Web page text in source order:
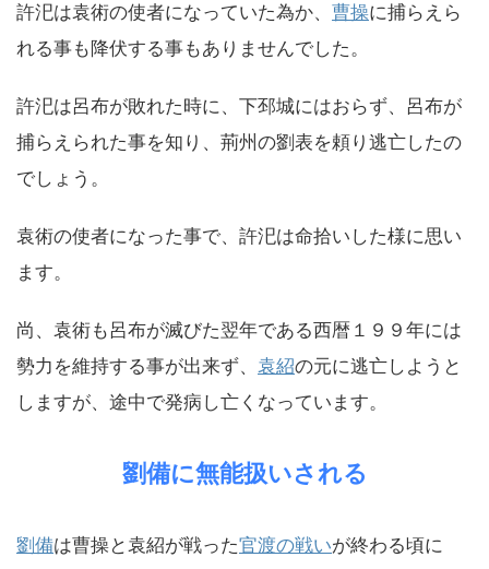
許汜は袁術の使者になっていた為か、 曹操に捕らえら
れる事も降伏する事もありませんでした。
許汜は呂布が敗れた時に、下邳城にはおらず、呂布が
捕らえられた事を知り、荊州の劉表を頼り逃亡したの
でしょう。
袁術の使者になった事で、許汜は命拾いした様に思い
ます。
尚、袁術も呂布が滅びた翌年である西暦１９９年には
勢力を維持する事が出来ず、 袁紹の元に逃亡しようと
しますが、途中で発病し亡くなっています。
劉備に無能扱いされる
劉備は曹操と袁紹が戦った官渡の戦いが終わる頃に